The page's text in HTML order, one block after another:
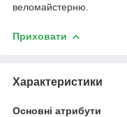
веломайстерню.
Приховати
Характеристики
Основні атрибути